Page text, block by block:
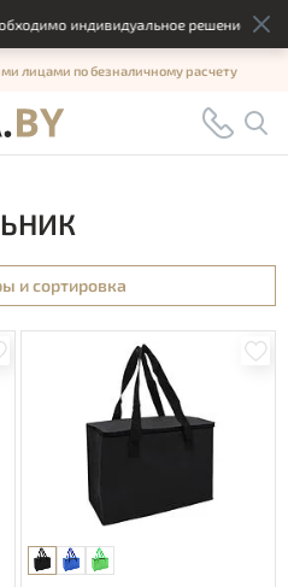
индивидуальное решение,
лицами по безналичному расчету
и сортировка